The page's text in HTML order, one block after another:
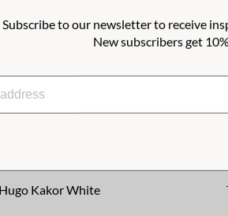
Kakor White
Subscribe to our newsletter to receive
New subscribers get